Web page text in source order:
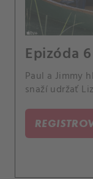
Epizóda
Paul a Jimmy
snaží udržať